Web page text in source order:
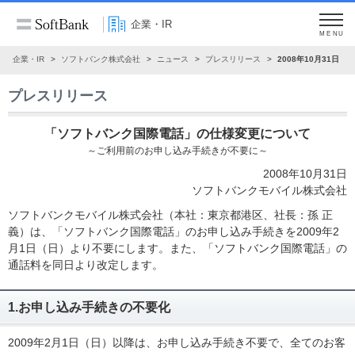
企業・IR
MENU
企業・IR ソフトバンク株式会社 ニュース プレスリリース 2008年10月31日
プレスリリース
「ソフトバンク国際電話」の仕様変更について
～ご利用前のお申し込み手続きが不要に～
2008年10月31日
ソフトバンクモバイル株式会社
ソフトバンクモバイル株式会社（本社：東京都港区、社長：孫 正
義）は、「ソフトバンク国際電話」のお申し込み手続きを2009年2
月1日（日）より不要にします。また、「ソフトバンク国際電話」の
通話料を同日より改定します。
1.お申し込み手続きの不要化
2009年2月1日（日）以降は、お申し込み手続き不要で、全てのお客